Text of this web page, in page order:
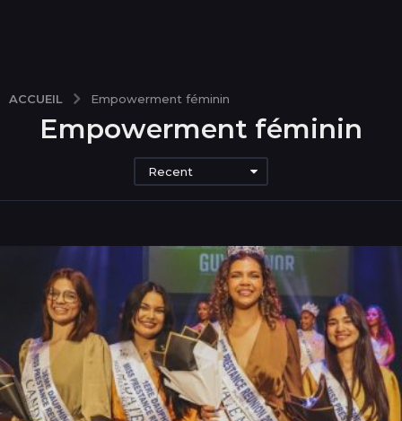
ACCUEIL Empowerment féminin
Empowerment féminin
Recent